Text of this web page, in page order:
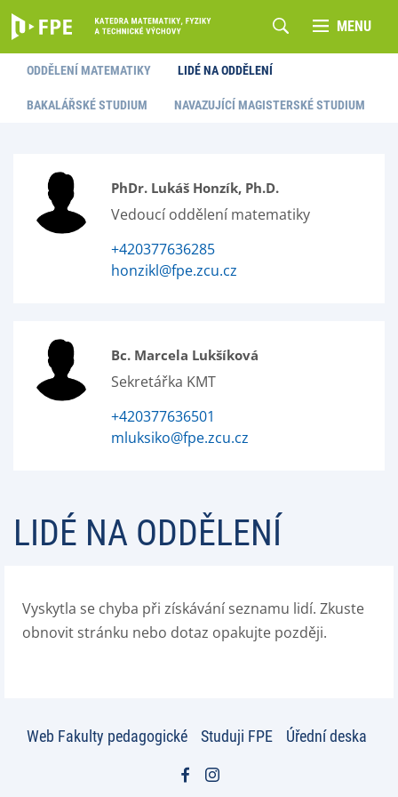
MENU
ODDĚLENÍ MATEMATIKY LIDÉ NA ODDĚLENÍ
BAKALÁŘSKÉ STUDIUM NAVAZUJÍCÍ MAGISTERSKÉ STUDIUM
PhDr. Lukáš Honzík, Ph.D.
Vedoucí oddělení matematiky
+420377636285
honzikl@fpe.zcu.cz
Bc. Marcela Lukšíková
Sekretářka KMT
+420377636501
mluksiko@fpe.zcu.cz
LIDÉ NA ODDĚLENÍ
Vyskytla se chyba při získávání seznamu lidí. Zkuste
obnovit stránku nebo dotaz opakujte později.
Web Fakulty pedagogické Studuji FPE Úřední deska